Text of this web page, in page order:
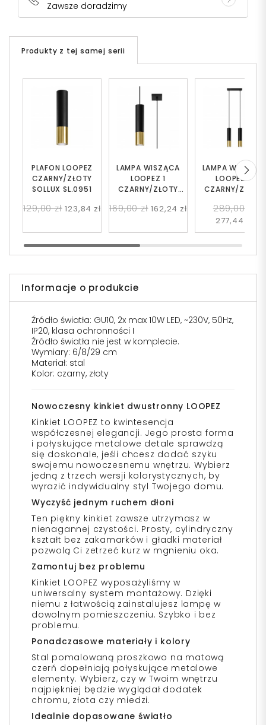
Zawsze doradzimy
Produkty z tej samej serii
LAMPA WISZĄCA
LOOPEZ 1
CZARNY/ZŁOTY
169,00 zł 162,24 zł
LAMPA WISZĄCA
LOOPEZ 2
CZARNY/ZŁOTY
289,00 zł
277,44 zł
PLAFON LOOPEZ
CZARNY/ZŁOTY
SOLLUX SL.0951
129,00 zł 123,84 zł
Informacje o produkcie
Źródło światła: GU10, 2x max 10W LED, ~230V, 50Hz,
IP20, klasa ochronności I
Źródło światła nie jest w komplecie.
Wymiary: 6/8/29 cm
Materiał: stal
Kolor: czarny, złoty
Nowoczesny kinkiet dwustronny LOOPEZ
Kinkiet LOOPEZ to kwintesencja
współczesnej elegancji. Jego prosta forma
i połyskujące metalowe detale sprawdzą
się doskonale, jeśli chcesz dodać szyku
swojemu nowoczesnemu wnętrzu. Wybierz
jedną z trzech wersji kolorystycznych, by
wyrazić indywidualny styl Twojego domu.
Wyczyść jednym ruchem dłoni
Ten piękny kinkiet zawsze utrzymasz w
nienagannej czystości. Prosty, cylindryczny
kształt bez zakamarków i gładki materiał
pozwolą Ci zetrzeć kurz w mgnieniu oka.
Zamontuj bez problemu
Kinkiet LOOPEZ wyposażyliśmy w
uniwersalny system montażowy. Dzięki
niemu z łatwością zainstalujesz lampę w
dowolnym pomieszczeniu. Szybko i bez
problemu.
Ponadczasowe materiały i kolory
Stal pomalowaną proszkowo na matową
czerń dopełniają połyskujące metalowe
elementy. Wybierz, czy w Twoim wnętrzu
najpiękniej będzie wyglądał dodatek
chromu, złota czy miedzi.
Idealnie dopasowane światło